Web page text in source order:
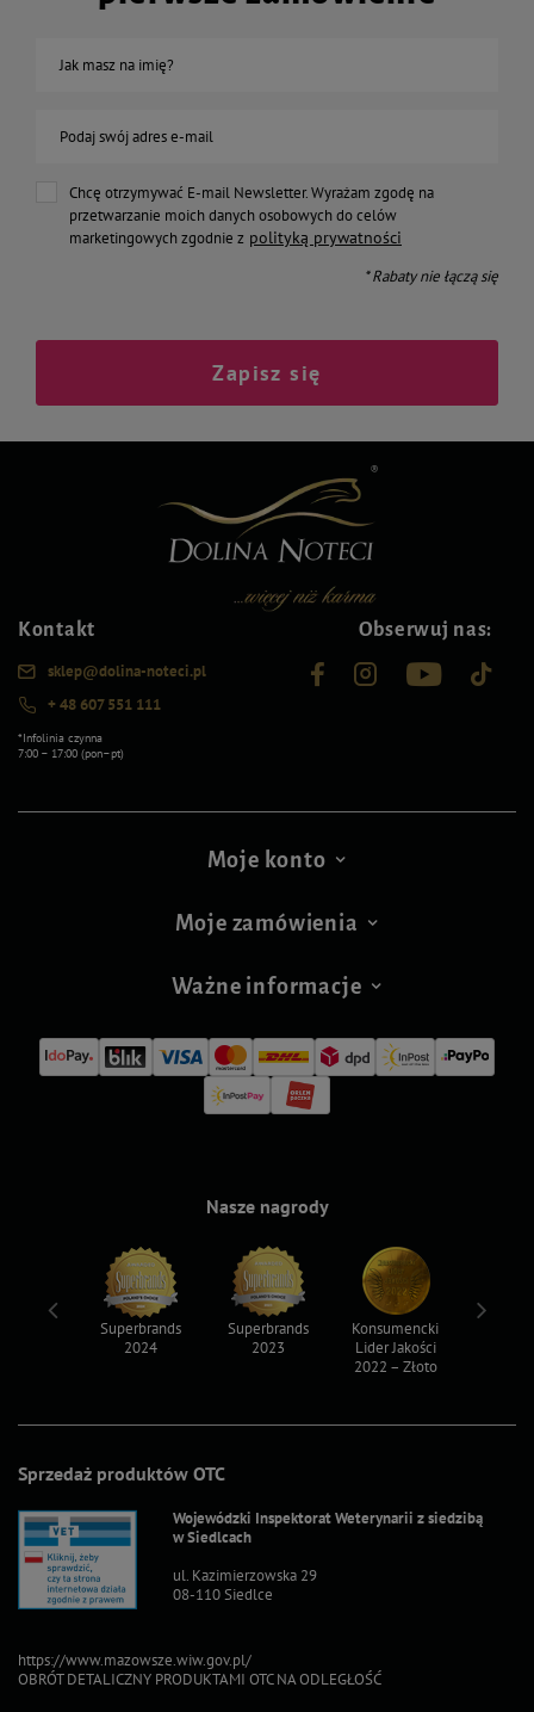
Jak masz na imię?
Podaj swój adres e-mail
Chcę otrzymywać E-mail Newsletter. Wyrażam zgodę na
przetwarzanie moich danych osobowych do celów
marketingowych zgodnie z polityką prywatności
* Rabaty nie łączą się
Zapisz się
Kontakt
sklep@dolina-noteci.pl
+ 48 607 551 111
*Infolinia czynna
7:00 – 17:00 (pon–pt)
Obserwuj nas:
Moje konto
Moje zamówienia
Ważne informacje
Sprzedaż produktów OTC
Wojewódzki Inspektorat Weterynarii z siedzibą
w Siedlcach
ul. Kazimierzowska 29
08-110 Siedlce
https://www.mazowsze.wiw.gov.pl/
OBRÓT DETALICZNY PRODUKTAMI OTC NA ODLEGŁOŚĆ
Nasze nagrody
Superbrands
2024
Superbrands
2023
Konsumencki
Lider Jakości
2022 – Złoto